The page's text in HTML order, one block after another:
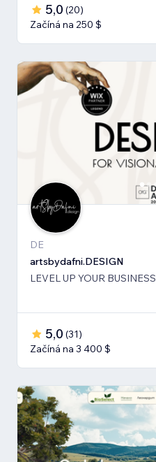
5,0 (20)
Začíná na 250 $
DE
artsbydafni.DESIGN
LEVEL UP YOUR
5,0 (31)
Začíná na 3 400 $